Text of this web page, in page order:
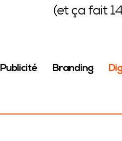
BRANDING
IDENTITÉ DE
(et ça fait
Publicité Branding